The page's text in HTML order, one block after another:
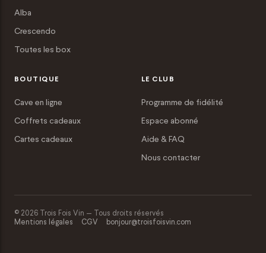
Alba
Crescendo
Toutes les box
BOUTIQUE
Cave en ligne
Coffrets cadeaux
Cartes cadeaux
LE CLUB
Programme de fidélité
Espace abonné
Aide & FAQ
Nous contacter
© 2026 Trois Fois Vin — Tous droits réservés
Mentions légales
CGV bonjour@troisfoisvin.com